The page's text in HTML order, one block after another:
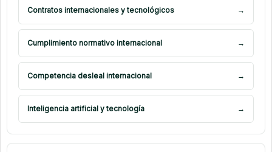
Contratos internacionales y tecnológicos →
Cumplimiento normativo internacional →
Competencia desleal internacional →
Inteligencia artificial y tecnología →